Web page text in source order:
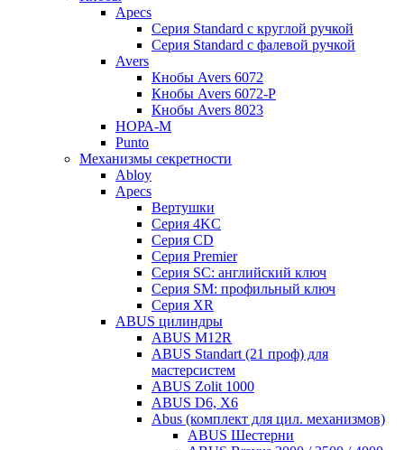
Apecs
Серия Standard с круглой ручкой
Серия Standard с фалевой ручкой
Avers
Кнобы Avers 6072
Кнобы Avers 6072-P
Кнобы Avers 8023
НОРА-М
Punto
Механизмы секретности
Abloy
Apecs
Вертушки
Серия 4KC
Серия CD
Серия Premier
Серия SC: английский ключ
Серия SM: профильный ключ
Серия XR
ABUS цилиндры
ABUS M12R
ABUS Standart (21 проф) для
мастерсистем
ABUS Zolit 1000
ABUS D6, X6
Abus (комплект для цил. механизмов)
ABUS Шестерни